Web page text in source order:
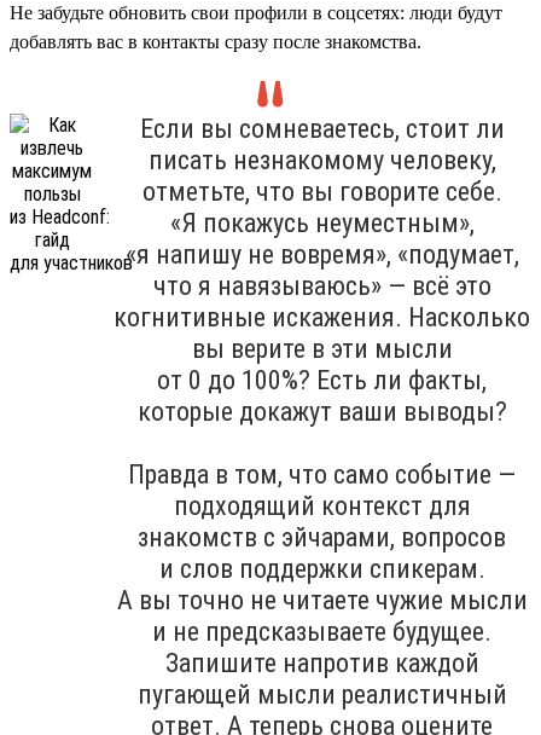
Не забудьте обновить свои профили в соцсетях: люди будут
добавлять вас в контакты сразу после знакомства.
Если вы сомневаетесь, стоит ли
писать незнакомому человеку,
отметьте, что вы говорите себе.
«Я покажусь неуместным»,
«я напишу не вовремя», «подумает,
что я навязываюсь» — всё это
когнитивные искажения. Насколько
вы верите в эти мысли
от 0 до 100%? Есть ли факты,
которые докажут ваши выводы?
Правда в том, что само событие —
подходящий контекст для
знакомств с эйчарами, вопросов
и слов поддержки спикерам.
А вы точно не читаете чужие мысли
и не предсказываете будущее.
Запишите напротив каждой
пугающей мысли реалистичный
ответ. А теперь снова оцените